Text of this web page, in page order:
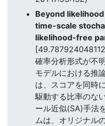
Beyond
time-scale
likelihood-free
確率分析形式が不
モデルにおける推
は、スコアを同時
駆動する比率のな
ール近似(SA)手法
ムは、オリジナル